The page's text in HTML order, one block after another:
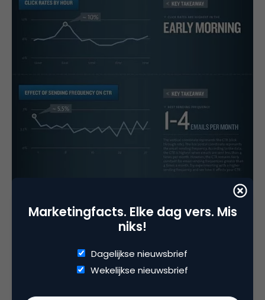
Marketingfacts. Elke dag vers. Mis
niks!
Dagelijkse nieuwsbrief
Wekelijkse nieuwsbrief